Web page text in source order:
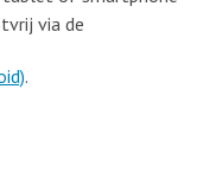
via de
.